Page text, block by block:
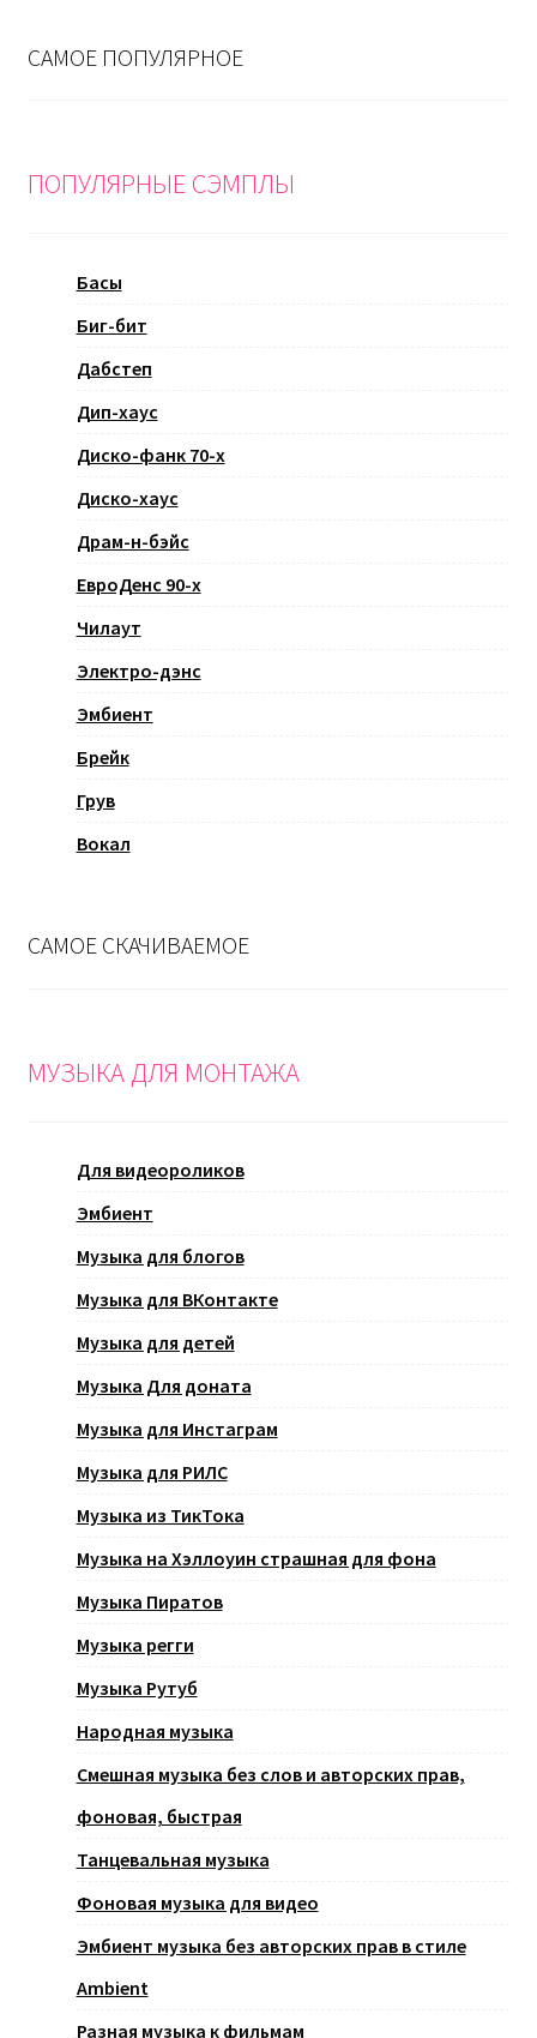
САМОЕ ПОПУЛЯРНОЕ
ПОПУЛЯРНЫЕ СЭМПЛЫ
Басы
Биг-бит
Дабстеп
Дип-хаус
Диско-фанк 70-х
Диско-хаус
Драм-н-бэйс
ЕвроДенс 90-х
Чилаут
Электро-дэнс
Эмбиент
Брейк
Грув
Вокал
САМОЕ СКАЧИВАЕМОЕ
МУЗЫКА ДЛЯ МОНТАЖА
Для видеороликов
Эмбиент
Музыка для блогов
Музыка для ВКонтакте
Музыка для детей
Музыка Для доната
Музыка для Инстаграм
Музыка для РИЛС
Музыка из ТикТока
Музыка на Хэллоуин страшная для фона
Музыка Пиратов
Музыка регги
Музыка Рутуб
Народная музыка
Смешная музыка без слов и авторских прав,
фоновая, быстрая
Танцевальная музыка
Фоновая музыка для видео
Эмбиент музыка без авторских прав в стиле
Ambient
Разная музыка к фильмам